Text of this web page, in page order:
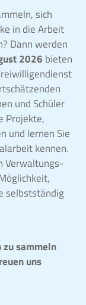
sich
in die Arbeit
Dann werden
2026 bieten
und Schüler
Projekte,
und lernen Sie
kennen.
Verwaltungs-
selbstständig
sammeln
uns